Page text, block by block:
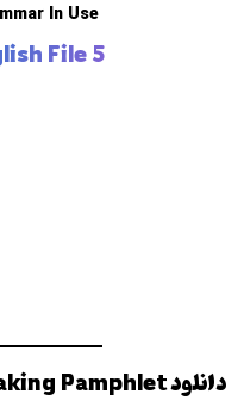
In Use
File 5
دانلود Speaking Pamphlet